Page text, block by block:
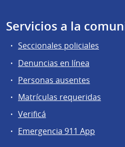
Servicios a la
Seccionales policiales
Denuncias en línea
Personas ausentes
Matrículas requeridas
Verificá
Emergencia 911 App